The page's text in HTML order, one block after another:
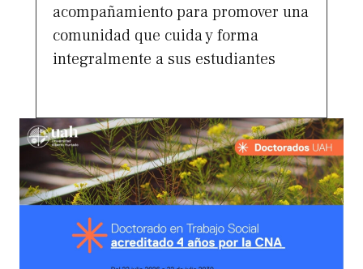
acompañamiento para promover una
comunidad que cuida y forma
integralmente a sus estudiantes